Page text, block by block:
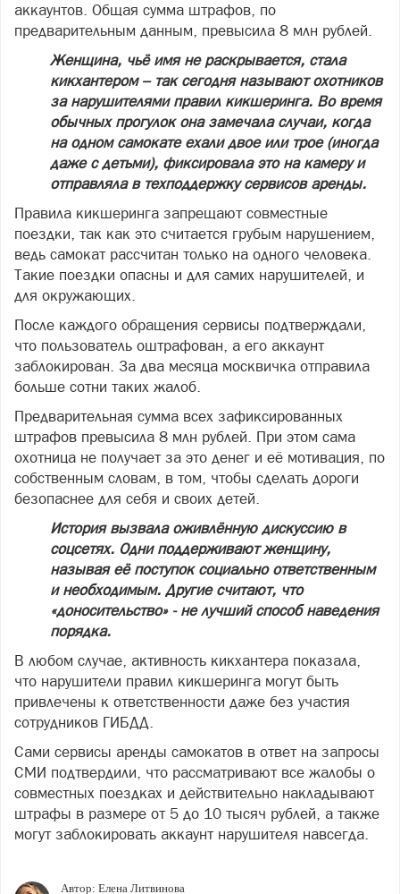
аккаунтов. Общая сумма штрафов, по
предварительным данным, превысила 8 млн рублей.
Женщина, чьё имя не раскрывается, стала
кикхантером – так сегодня называют охотников
за нарушителями правил кикшеринга. Во время
обычных прогулок она замечала случаи, когда
на одном самокате ехали двое или трое (иногда
даже с детьми), фиксировала это на камеру и
отправляла в техподдержку сервисов аренды.
Правила кикшеринга запрещают совместные
поездки, так как это считается грубым нарушением,
ведь самокат рассчитан только на одного человека.
Такие поездки опасны и для самих нарушителей, и
для окружающих.
После каждого обращения сервисы подтверждали,
что пользователь оштрафован, а его аккаунт
заблокирован. За два месяца москвичка отправила
больше сотни таких жалоб.
Предварительная сумма всех зафиксированных
штрафов превысила 8 млн рублей. При этом сама
охотница не получает за это денег и её мотивация, по
собственным словам, в том, чтобы сделать дороги
безопаснее для себя и своих детей.
История вызвала оживлённую дискуссию в
соцсетях. Одни поддерживают женщину,
называя её поступок социально ответственным
и необходимым. Другие считают, что
«доносительство» - не лучший способ наведения
порядка.
В любом случае, активность кикхантера показала,
что нарушители правил кикшеринга могут быть
привлечены к ответственности даже без участия
сотрудников ГИБДД.
Сами сервисы аренды самокатов в ответ на запросы
СМИ подтвердили, что рассматривают все жалобы о
совместных поездках и действительно накладывают
штрафы в размере от 5 до 10 тысяч рублей, а также
могут заблокировать аккаунт нарушителя навсегда.
Автор: Елена Литвинова